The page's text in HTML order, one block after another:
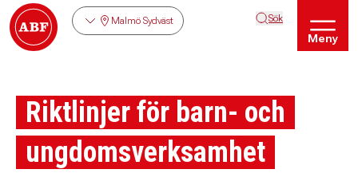
Malmö Sydväst Sök
Meny
Riktlinjer för barn- och
ungdomsverksamhet